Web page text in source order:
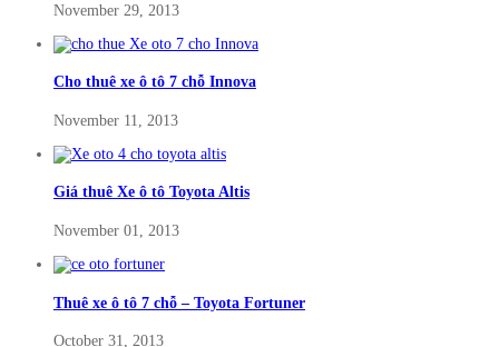
November 29, 2013
Cho thuê xe ô tô 7 chỗ Innova
November 11, 2013
Giá thuê Xe ô tô Toyota Altis
November 01, 2013
Thuê xe ô tô 7 chỗ – Toyota Fortuner
October 31, 2013